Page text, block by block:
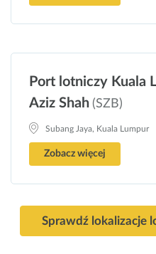
Port lotniczy Kuala
Aziz Shah (SZB)
Subang Jaya, Kuala Lumpur
Zobacz więcej
Sprawdź lokalizacje